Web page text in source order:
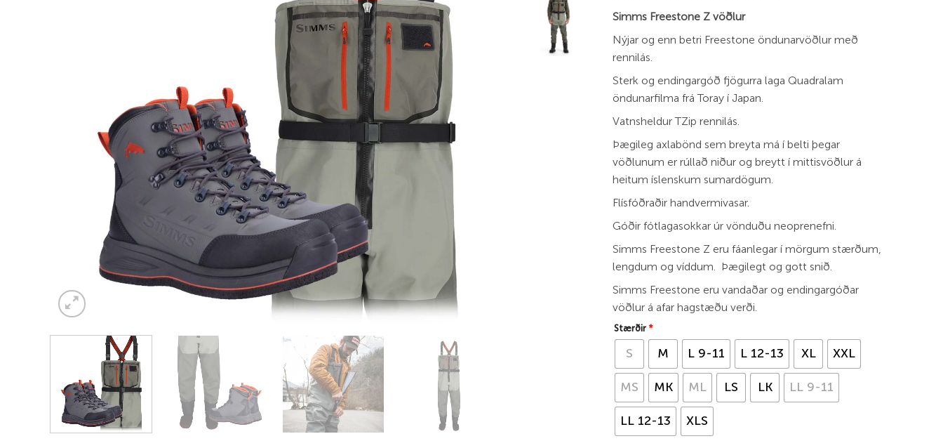
Simms Freestone Z vöðlur
Nýjar og enn betri Freestone öndunarvöðlur með
rennilás.
Sterk og endingargóð fjögurra laga Quadralam
öndunarfilma frá Toray í Japan.
Vatnsheldur TZip rennilás.
Þægileg axlabönd sem breyta má í belti þegar
vöðlunum er rúllað niður og breytt í mittisvöðlur á
heitum íslenskum sumardögum.
Flísfóðraðir handvermivasar.
Góðir fótlagasokkar úr vönduðu neoprenefni.
Simms Freestone Z eru fáanlegar í mörgum stærðum,
lengdum og víddum. Þægilegt og gott snið.
Simms Freestone eru vandaðar og endingargóðar
vöðlur á afar hagstæðu verði.
Stærðir *
S M L 9-11 L 12-13 XL XXL
MS MK ML LS LK LL 9-11
LL 12-13 XLS